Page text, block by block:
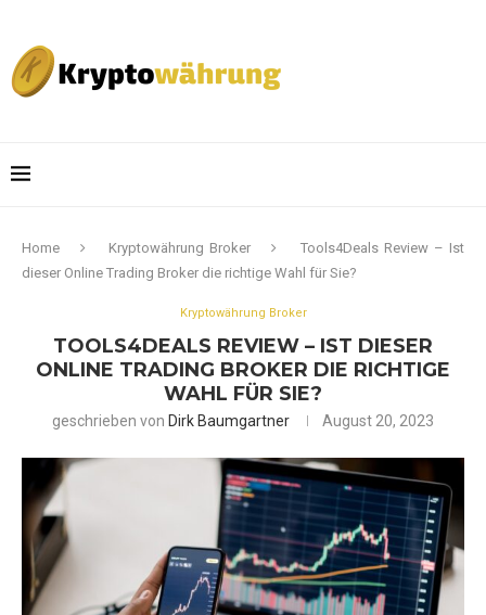
Home Kryptowährung Broker
Tools4Deals Review – Ist
dieser Online Trading Broker die richtige Wahl für Sie?
Kryptowährung Broker
TOOLS4DEALS REVIEW – IST DIESER
ONLINE TRADING BROKER DIE RICHTIGE
WAHL FÜR SIE?
geschrieben von Dirk Baumgartner August 20, 2023